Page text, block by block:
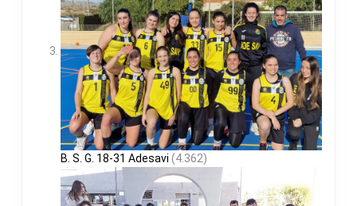
B. S. G. 18-31 Adesavi (4.362)